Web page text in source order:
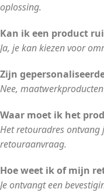
oplossing.
Kan ik een product
Ja, je kan kiezen voor
Zijn
Nee,
Waar moet ik het
Het retouradres ontvang
retouraanvraag.
Hoe weet ik of mijn
Je ontvangt een